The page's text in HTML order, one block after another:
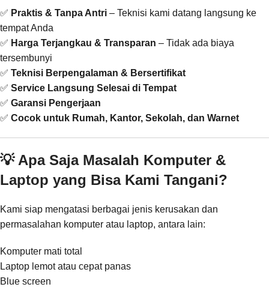
✅ Praktis & Tanpa Antri – Teknisi kami datang langsung ke
tempat Anda
✅ Harga Terjangkau & Transparan – Tidak ada biaya
tersembunyi
✅ Teknisi Berpengalaman & Bersertifikat
✅ Service Langsung Selesai di Tempat
✅ Garansi Pengerjaan
✅ Cocok untuk Rumah, Kantor, Sekolah, dan Warnet
💡 Apa Saja Masalah Komputer &
Laptop yang Bisa Kami Tangani?
Kami siap mengatasi berbagai jenis kerusakan dan
permasalahan komputer atau laptop, antara lain:
Komputer mati total
Laptop lemot atau cepat panas
Blue screen